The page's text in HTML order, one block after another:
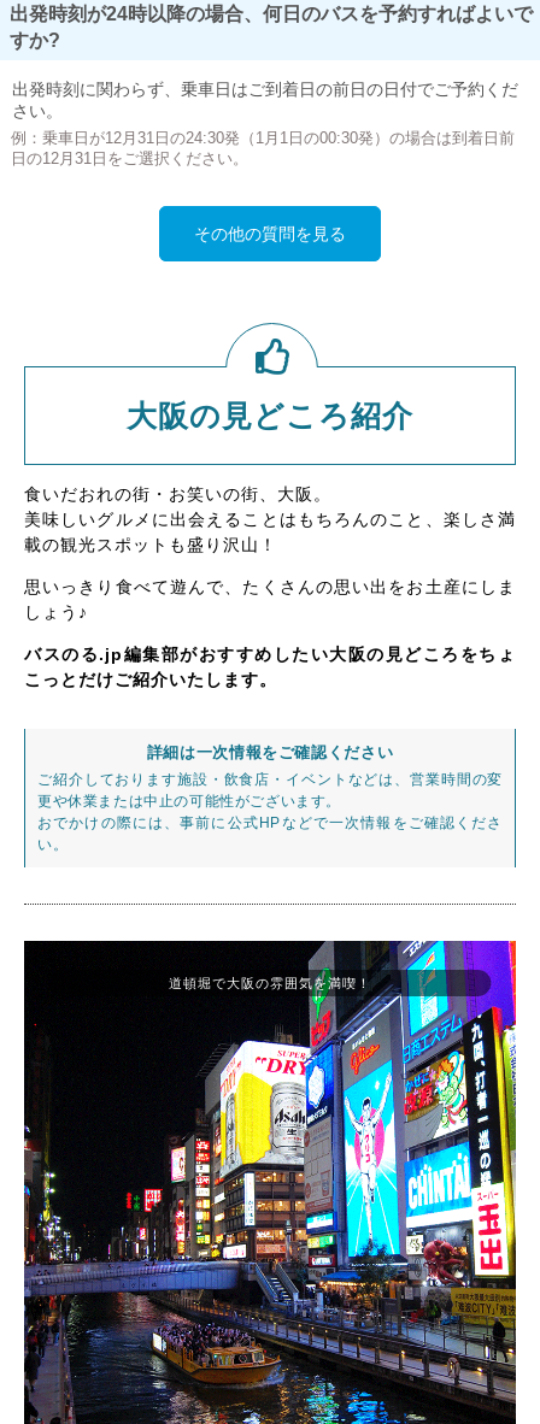
出発時刻が24時以降の場合、何日のバスを予約すればよいで
すか?
出発時刻に関わらず、乗車日はご到着日の前日の日付でご予約くだ
さい。
例：乗車日が12月31日の24:30発（1月1日の00:30発）の場合は到着日前
日の12月31日をご選択ください。
その他の質問を見る
大阪の見どころ紹介
食いだおれの街・お笑いの街、大阪。
美味しいグルメに出会えることはもちろんのこと、楽しさ満
載の観光スポットも盛り沢山！
思いっきり食べて遊んで、たくさんの思い出をお土産にしま
しょう♪
バスのる.jp編集部がおすすめしたい大阪の見どころをちょ
こっとだけご紹介いたします。
詳細は一次情報をご確認ください
ご紹介しております施設・飲食店・イベントなどは、営業時間の変
更や休業または中止の可能性がございます。
おでかけの際には、事前に公式HPなどで一次情報をご確認くださ
い。
道頓堀で大阪の雰囲気を満喫！